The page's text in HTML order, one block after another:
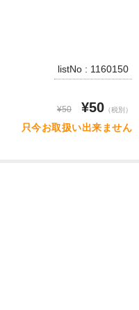
listNo : 1160150
¥50 ¥50 （税別）
只今お取扱い出来ません